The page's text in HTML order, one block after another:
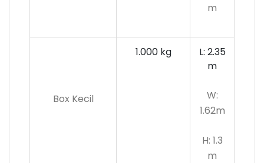
m
Box Kecil
1.000 kg
L: 2.35
m
W:
1.62m
H: 1.3
m